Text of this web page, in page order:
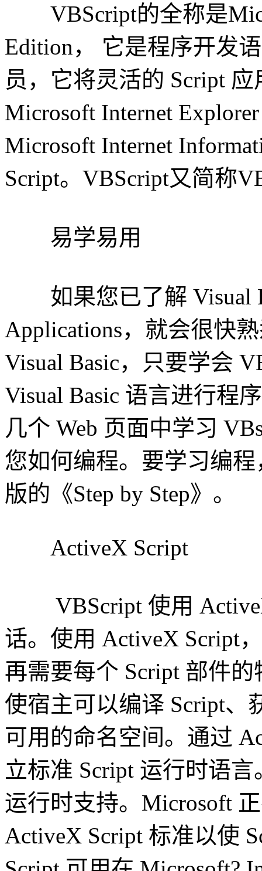
VBScript的全称是
Edition， 它是程序开发
员，它将灵活的 Script
Microsoft Internet
Microsoft Internet
Script。VBScript又简称
易学易用
如果您已了解 Visual
Applications，就会很快
Visual Basic，只要学会
Visual Basic 语言进行程
几个 Web 页面中学习
您如何编程。要学习编程
版的《Step by Step》。
ActiveX Script
VBScript 使用
话。使用 ActiveX Script
再需要每个 Script 部件
使宿主可以编译 Script、
可用的命名空间。通过
立标准 Script 运行时语
运行时支持。Microsoft
ActiveX Script 标准以使